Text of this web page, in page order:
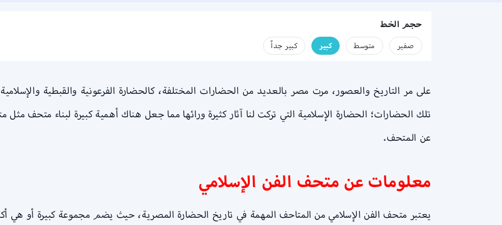
حجم الخط
صفير متوسط كبير كبير جداً
على مر التاريخ والعصور، مرت مصر بالعديد من الحضارات المختلفة، كالحضارة الفرعونية والقبطية والإسلامية
تلك الحضارات؛ الحضارة الإسلامية التي تركت لنا آثار كثيرة ورائها مما جعل هناك أهمية كبيرة لبناء متحف
عن المتحف.
معلومات عن متحف الفن الإسلامي
يعتبر متحف الفن الإسلامي من المتاحف المهمة في تاريخ الحضارة المصرية، حيث يضم مجموعة كبيرة أو هي